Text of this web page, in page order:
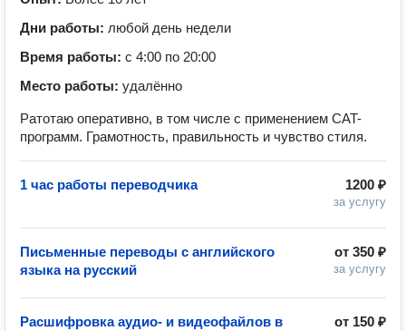
Дни работы: любой день недели
Время работы: с 4:00 по 20:00
Место работы: удалённо
Ратотаю оперативно, в том числе с применением CAT-
программ. Грамотность, правильность и чувство стиля.
1200 ₽
за услугу
1 час работы переводчика
от 350 ₽
за услугу
Письменные переводы с английского
языка на русский
от 150 ₽
Расшифровка аудио- и видеофайлов в